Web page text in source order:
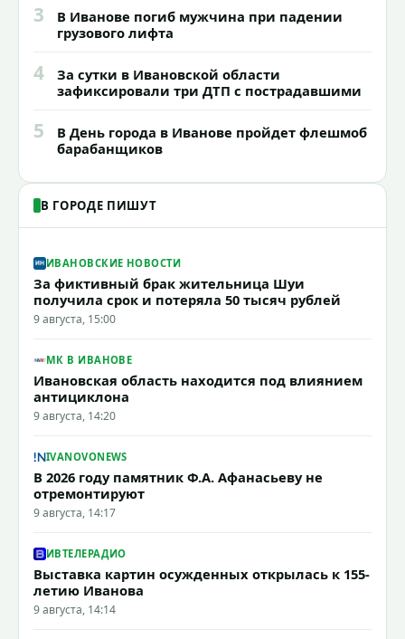
3
В Иванове погиб мужчина при падении
грузового лифта
4
За сутки в Ивановской области
зафиксировали три ДТП с пострадавшими
5
В День города в Иванове пройдет флешмоб
барабанщиков
В ГОРОДЕ ПИШУТ
ИВАНОВСКИЕ НОВОСТИ
За фиктивный брак жительница Шуи
получила срок и потеряла 50 тысяч рублей
9 августа, 15:00
МК В ИВАНОВЕ
Ивановская область находится под влиянием
антициклона
9 августа, 14:20
IVANOVONEWS
В 2026 году памятник Ф.А. Афанасьеву не
отремонтируют
9 августа, 14:17
ИВТЕЛЕРАДИО
Выставка картин осужденных открылась к 155-
летию Иванова
9 августа, 14:14